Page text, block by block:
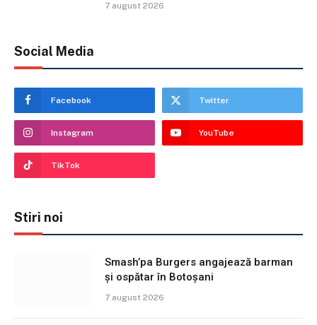
7 august 2026
Social Media
Facebook Twitter
Instagram YouTube
TikTok
Stiri noi
Smash’pa Burgers angajează barman
și ospătar în Botoșani
7 august 2026